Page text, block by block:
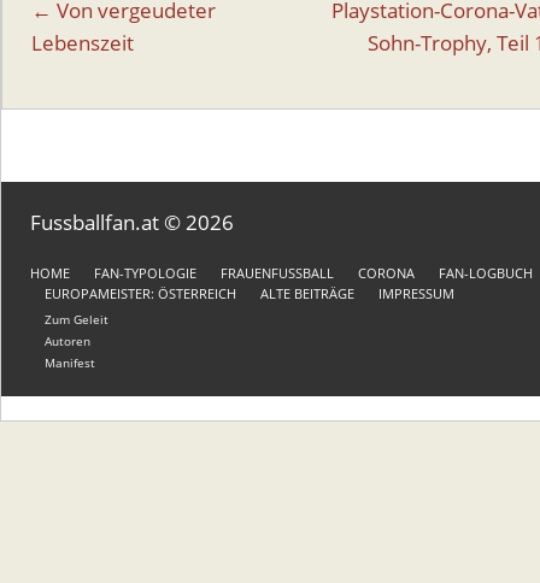
Beitragsnavigation
← Von vergeudeter
Lebenszeit
Playstation-Corona-
Sohn-Trophy,
Fussballfan.at © 2026
HOME FAN-TYPOLOGIE FRAUENFUSSBALL CORONA
FAN-LOGBUCH
EUROPAMEISTER: ÖSTERREICH
Zum Geleit
Autoren
Manifest
ALTE BEITRÄGE IMPRESSUM